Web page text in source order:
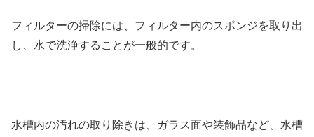
フィルターの掃除には、フィルター内のスポンジを取り出
し、水で洗浄することが一般的です。
水槽内の汚れの取り除きは、ガラス面や装飾品など、水槽